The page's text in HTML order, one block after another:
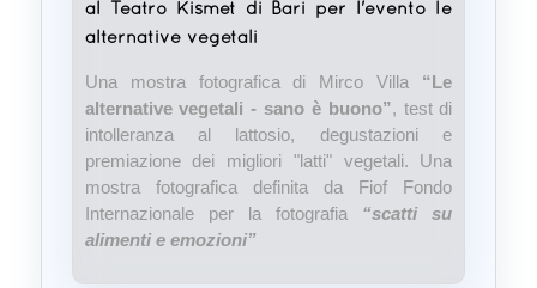
al Teatro Kismet di Bari per l'evento le
alternative vegetali
Una mostra fotografica di Mirco Villa “Le
alternative vegetali - sano è buono”, test di
intolleranza al lattosio, degustazioni e
premiazione dei migliori "latti" vegetali. Una
mostra fotografica definita da Fiof Fondo
Internazionale per la fotografia “scatti su
alimenti e emozioni”